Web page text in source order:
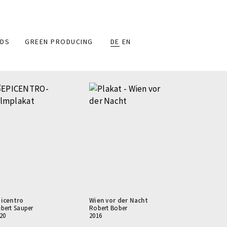
GREEN PRODUCING DE EN
Sauper
Wien vor der Nacht
Robert Bober
2016